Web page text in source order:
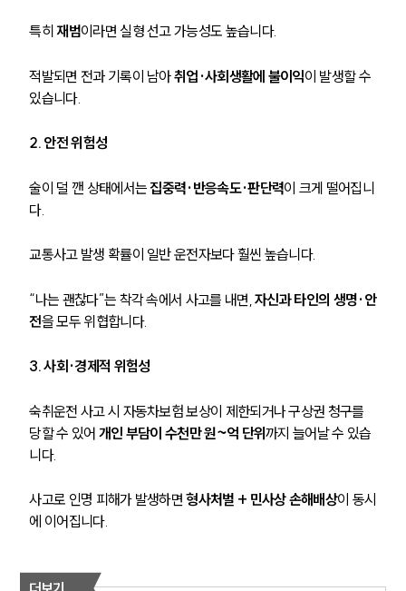
특히 재범이라면 실형 선고 가능성도 높습니다.
적발되면 전과 기록이 남아 취업·사회생활에 불이익이 발생할 수
있습니다.
2. 안전 위험성
술이 덜 깬 상태에서는 집중력·반응속도·판단력이 크게 떨어집니
다.
교통사고 발생 확률이 일반 운전자보다 훨씬 높습니다.
“나는 괜찮다”는 착각 속에서 사고를 내면, 자신과 타인의 생명·안
전을 모두 위협합니다.
3. 사회·경제적 위험성
숙취운전 사고 시 자동차보험 보상이 제한되거나 구상권 청구를
당할 수 있어 개인 부담이 수천만 원~억 단위까지 늘어날 수 있습
니다.
사고로 인명 피해가 발생하면 형사처벌 + 민사상 손해배상이 동시
에 이어집니다.